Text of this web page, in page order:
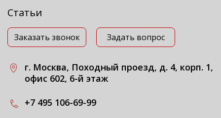
Статьи
Заказать звонок Задать вопрос
г. Москва, Походный проезд, д. 4, корп. 1,
офис 602, 6-й этаж
+7 495 106-69-99